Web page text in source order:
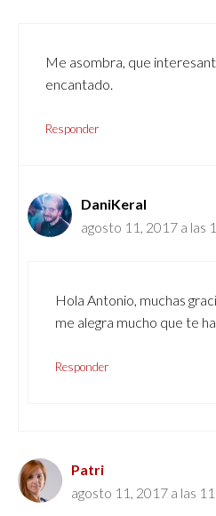
Me asombra, que
encantado.
Responder
DaniKeral
agosto 11, 2017 a las
Hola Antonio, muchas
me alegra mucho que te
Responder
Patri
agosto 11, 2017 a las